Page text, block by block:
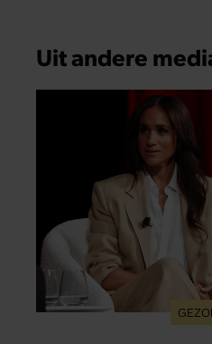
Uit andere